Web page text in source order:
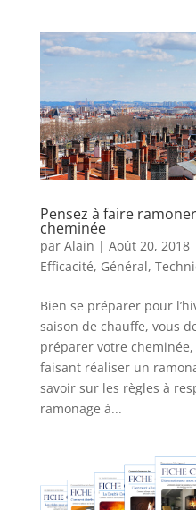
Pensez à faire
cheminée
par Alain | Août 20, 2018
Efficacité, Général,
Bien se préparer pour
saison de chauffe, vous
préparer votre
faisant réaliser un
savoir sur les règles à
ramonage à...